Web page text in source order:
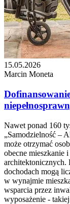
15.05.2026
Marcin Moneta
Nawet ponad 160
„Samodzielność –
może otrzymać
obecne mieszkanie
architektonicznych.
dochodach mogą
w wynajmie
wsparcia przez
wyposażenie -